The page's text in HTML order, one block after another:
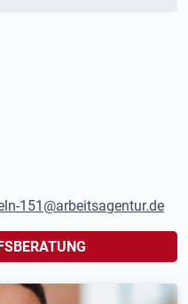
151@arbeitsagentur.de